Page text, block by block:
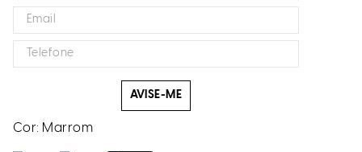
AVISE-ME
Cor: Marrom